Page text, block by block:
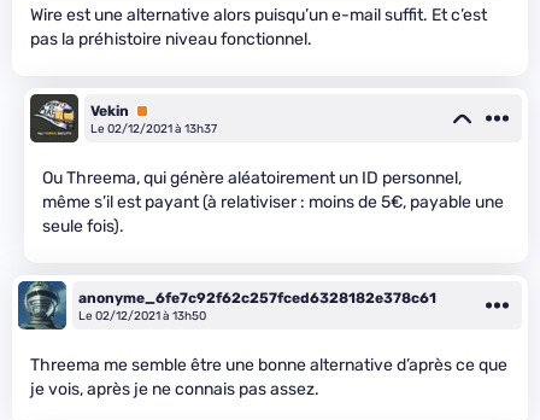
Wire est une alternative alors puisqu’un e-mail suffit. Et c’est
pas la préhistoire niveau fonctionnel.
Vekin
Premium
Le 02/12/2021 à 13h37
Ou Threema, qui génère aléatoirement un ID personnel,
même s’il est payant (à relativiser : moins de 5€, payable une
seule fois).
anonyme_6fe7c92f62c257fced6328182e378c61
Le 02/12/2021 à 13h50
Threema me semble être une bonne alternative d’après ce que
je vois, après je ne connais pas assez.